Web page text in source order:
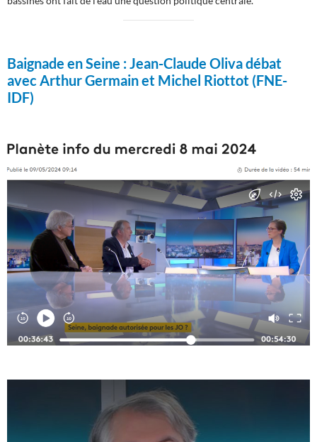
Baignade en Seine :Jean-Claude Oliva débat
avec Arthur Germain et Michel Riottot (FNE-
IDF)